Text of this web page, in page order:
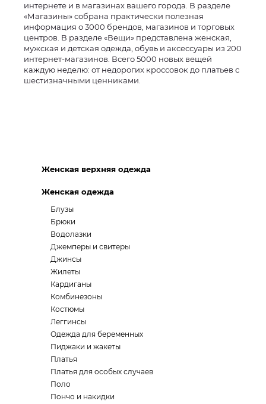
интернете и в магазинах вашего города. В разделе
«Магазины» собрана практически полезная
информация о 3000 брендов, магазинов и торговых
центров. В разделе «Вещи» представлена женская,
мужская и детская одежда, обувь и аксессуары из 200
интернет-магазинов. Всего 5000 новых вещей
каждую неделю: от недорогих кроссовок до платьев с
шестизначными ценниками.
Женская верхняя одежда
Женская одежда
Блузы
Брюки
Водолазки
Джемперы и свитеры
Джинсы
Жилеты
Кардиганы
Комбинезоны
Костюмы
Леггинсы
Одежда для беременных
Пиджаки и жакеты
Платья
Платья для особых случаев
Поло
Пончо и накидки